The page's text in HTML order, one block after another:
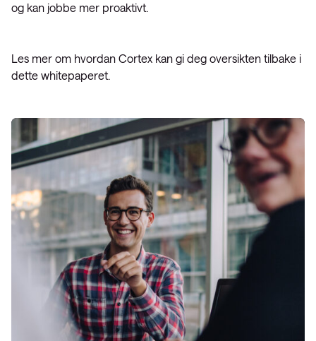
og kan jobbe mer proaktivt.
Les mer om hvordan Cortex kan gi deg oversikten tilbake i
dette whitepaperet.